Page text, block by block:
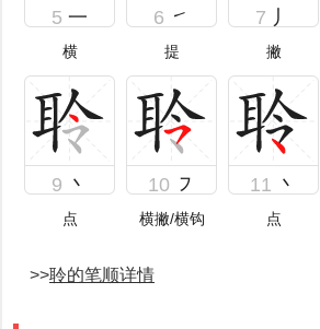
5 一
横
6 ㇀
提
7 丿
撇
9 丶
点
10 ㇇
横撇/横钩
11 丶
点
>>聆的笔顺详情